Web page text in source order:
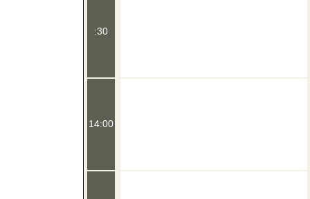
:30
14:00